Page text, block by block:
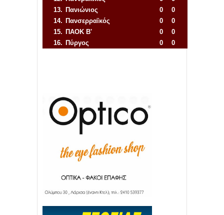
13. Πανιώνιος 0
0
14. Πανσερραϊκός 0
0
15. ΠΑΟΚ Β' 0
0
16. Πύργος 0
0